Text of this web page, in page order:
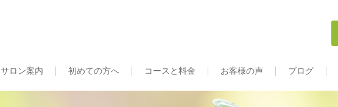
サロン案内 初めての方へ コースと料金 お客様の声 ブログ